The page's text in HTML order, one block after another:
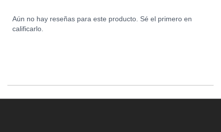
Aún no hay reseñas para este producto. Sé el primero en
calificarlo.